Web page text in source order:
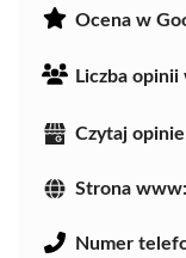
Ocena w
Liczba opinii
Czytaj
Strona www:
Numer